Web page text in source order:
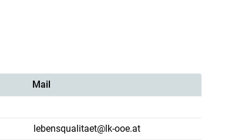
Mail
lebensqualitaet@lk-ooe.at